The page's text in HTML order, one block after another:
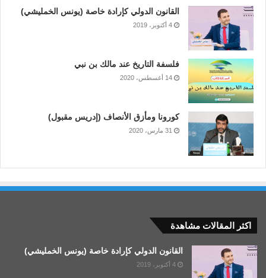
القانون الدولي كإرادة خاصة (يونس الخمليشي)
4 أكتوبر، 2019
فلسفة التاريخ عند مالك بن نبي
14 أغسطس، 2020
كورونا ومأزق الأنصاف (إدريس مقبول)
31 مارس، 2020
اكثر المقالات مشاهدة
القانون الدولي كإرادة خاصة (يونس الخمليشي)
4 أكتوبر، 2019